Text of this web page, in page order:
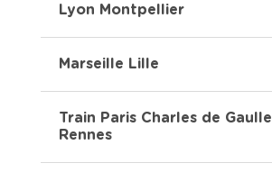
Lyon Montpellier
Marseille Lille
Train Paris Charles de Gaulle
Rennes